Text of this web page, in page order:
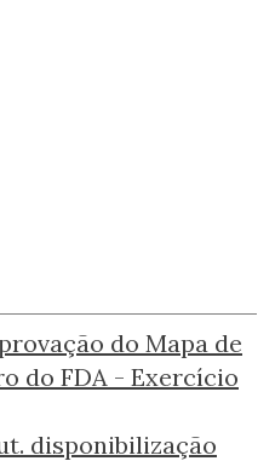
do Mapa de
do FDA - Exercício
disponibilização